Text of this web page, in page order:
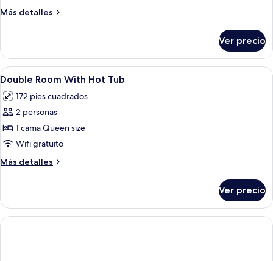
Más detalles
Más
estándar
Ver precio
Abrir
todas
las
fotos
de
Double
Room
With
Tub
Una habitación de hotel con una
6
Double Room With Hot Tub
172 pies cuadrados
2 personas
1 cama Queen size
Wifi gratuito
Más detalles
Más
Room
With
Hot
Ver precio